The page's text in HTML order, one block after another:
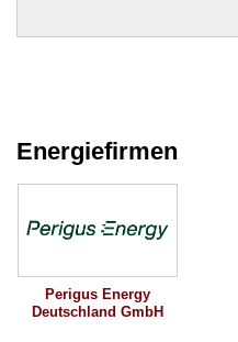
Energiefirmen
Perigus Energy
Deutschland GmbH